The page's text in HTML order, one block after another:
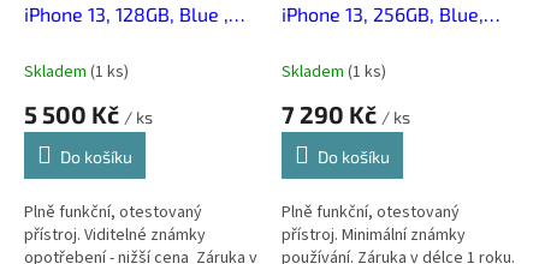
iPhone 13, 128GB, Blue ,
Skladem (1 ks)
5 500 Kč / ks
Do košíku
Plně funkční, otestovaný
přístroj. Viditelné známky
opotřebení - nižší cena Záruka v
iPhone 13, 256GB, Blue,
Skladem (1 ks)
7 290 Kč / ks
Do košíku
Plně funkční, otestovaný
přístroj. Minimální známky
používání. Záruka v délce 1 roku.